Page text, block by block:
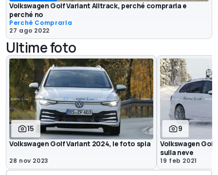
Volkswagen Golf Variant Alltrack, perché comprarla e
perché no
Perché Comprarla
27 ago 2022
Ultime foto
15
Volkswagen Golf Variant 2024, le foto spia
28 nov 2023
9
Volkswagen
sulla neve
19 feb 2021